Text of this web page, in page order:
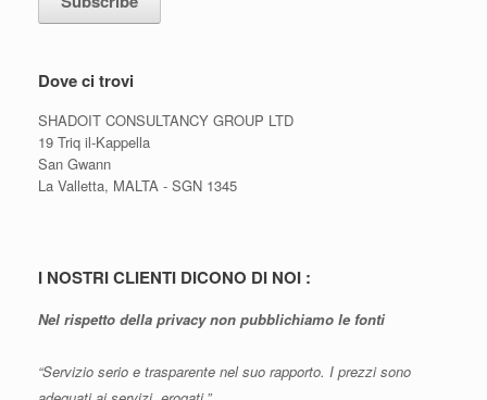
Dove ci trovi
SHADOIT CONSULTANCY GROUP LTD
19 Triq il-Kappella
San Gwann
La Valletta, MALTA - SGN 1345
I NOSTRI CLIENTI DICONO DI NOI :
Nel rispetto della privacy non pubblichiamo le fonti
“Servizio serio e trasparente nel suo rapporto. I prezzi sono